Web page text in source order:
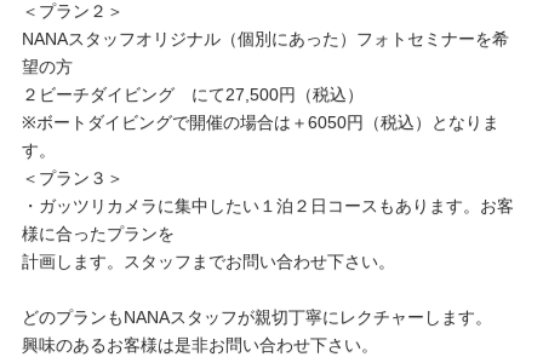
＜プラン２＞
NANAスタッフオリジナル（個別にあった）フォトセミナーを希
望の方
２ビーチダイビング にて27,500円（税込）
※ボートダイビングで開催の場合は＋6050円（税込）となりま
す。
＜プラン３＞
・ガッツリカメラに集中したい１泊２日コースもあります。お客
様に合ったプランを
計画します。スタッフまでお問い合わせ下さい。
どのプランもNANAスタッフが親切丁寧にレクチャーします。
興味のあるお客様は是非お問い合わせ下さい。